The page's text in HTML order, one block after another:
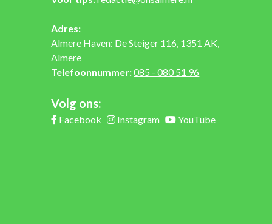
Adres:
Almere Haven: De Steiger 116, 1351 AK,
Almere
Telefoonnummer:085 - 080 51 96
Volg ons:
Facebook Instagram YouTube